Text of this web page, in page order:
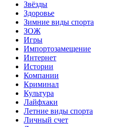
Звёзды
Здоровье
Зимние виды спорта
ЗОЖ
Игры
Импортозамещение
Интернет
Истории
Компании
Криминал
Культура
Лайфхаки
Летние виды спорта
Личный счет